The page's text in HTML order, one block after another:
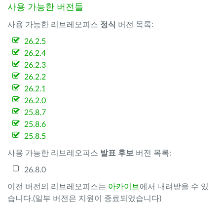
사용 가능한 버전들
사용 가능한 리브레오피스 정식 버전 목록:
26.2.5
26.2.4
26.2.3
26.2.2
26.2.1
26.2.0
25.8.7
25.8.6
25.8.5
사용 가능한 리브레오피스 발표 후보 버전 목록:
26.8.0
이전 버전의 리브레오피스는 아카이브 에서 내려받을 수 있
습니다.(일부 버전은 지원이 종료되었습니다)